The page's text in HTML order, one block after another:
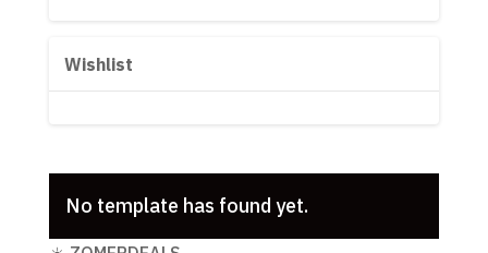
Wishlist
No template has found yet.
Productcategorieën